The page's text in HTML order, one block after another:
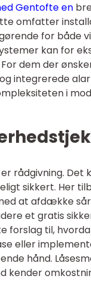
Gentofte en
omfatter
for både
kan for
dem der
integrerede
i
er rådgivning.
sikkert. Her
at afdække
et gratis
til,
eller
hånd.
kender